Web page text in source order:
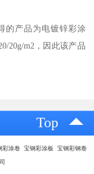
的产品为电镀锌彩涂
20g/m2，因此该产品
Top
彩涂卷 宝钢彩涂板 宝钢彩钢卷